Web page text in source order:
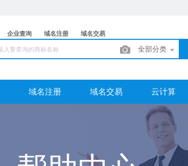
企业查询 域名注册 域名交易
全部分类
域名注册 域名交易 云计算